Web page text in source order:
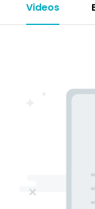
Videos